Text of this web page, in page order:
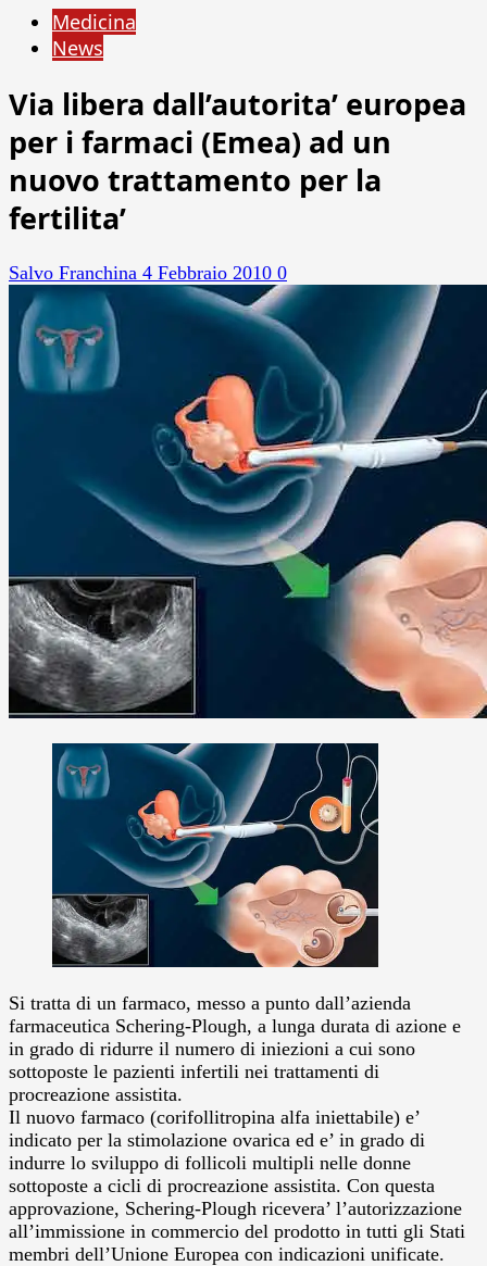
Medicina
News
Via libera dall’autorita’ europea
per i farmaci (Emea) ad un
nuovo trattamento per la
fertilita’
Salvo Franchina 4 Febbraio 2010 0
Si tratta di un farmaco, messo a punto dall’azienda
farmaceutica Schering-Plough, a lunga durata di azione e
in grado di ridurre il numero di iniezioni a cui sono
sottoposte le pazienti infertili nei trattamenti di
procreazione assistita.
Il nuovo farmaco (corifollitropina alfa iniettabile) e’
indicato per la stimolazione ovarica ed e’ in grado di
indurre lo sviluppo di follicoli multipli nelle donne
sottoposte a cicli di procreazione assistita. Con questa
approvazione, Schering-Plough ricevera’ l’autorizzazione
all’immissione in commercio del prodotto in tutti gli Stati
membri dell’Unione Europea con indicazioni unificate.